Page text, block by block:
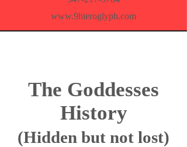
www.9hieroglyph.com
The Goddesses
History
(Hidden but not lost)